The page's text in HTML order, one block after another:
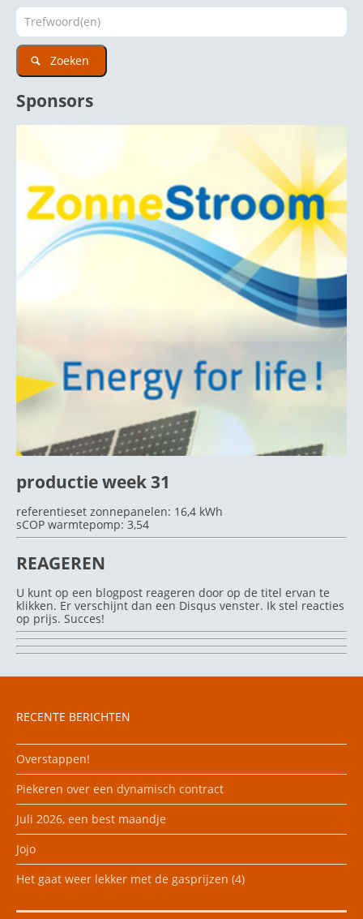
Zoeken
Sponsors
productie week 31
referentieset zonnepanelen: 16,4 kWh
sCOP warmtepomp: 3,54
REAGEREN
U kunt op een blogpost reageren door op de titel ervan te
klikken. Er verschijnt dan een Disqus venster. Ik stel reacties
op prijs. Succes!
RECENTE BERICHTEN
Overstappen!
Piekeren over een dynamisch contract
Juli 2026, een best maandje
Jojo
Het gaat weer lekker met de gasprijzen (4)